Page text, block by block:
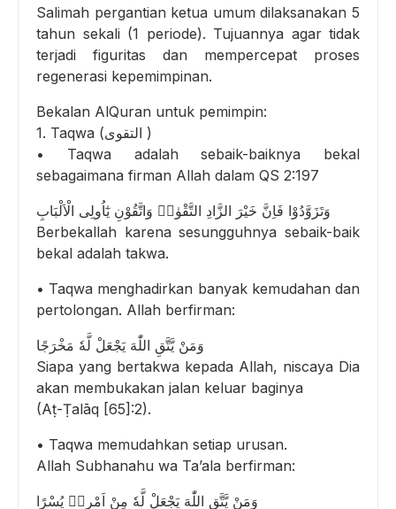
Salimah pergantian ketua umum dilaksanakan 5
tahun sekali (1 periode). Tujuannya agar tidak
terjadi figuritas dan mempercepat proses
regenerasi kepemimpinan.
Bekalan AlQuran untuk pemimpin:
1. Taqwa (التقوى )
• Taqwa adalah sebaik-baiknya bekal
sebagaimana firman Allah dalam QS 2:197
وَتَزَوَّدُوْا فَاِنَّ خَيْرَ الزَّادِ التَّقْوٰىۖ وَاتَّقُوْنِ يٰٓاُولِى الْاَلْبَابِ
Berbekallah karena sesungguhnya sebaik-baik
bekal adalah takwa.
• Taqwa menghadirkan banyak kemudahan dan
pertolongan. Allah berfirman:
وَمَنْ يَّتَّقِ اللّٰهَ يَجْعَلْ لَّهٗ مَخْرَجًا
Siapa yang bertakwa kepada Allah, niscaya Dia
akan membukakan jalan keluar baginya
(Aṭ-Ṭalāq [65]:2).
• Taqwa memudahkan setiap urusan.
Allah Subhanahu wa Ta’ala berfirman:
وَمَنْ يَّتَّقِ اللّٰهَ يَجْعَلْ لَّهٗ مِنْ اَمْرِهٖ يُسْرًا